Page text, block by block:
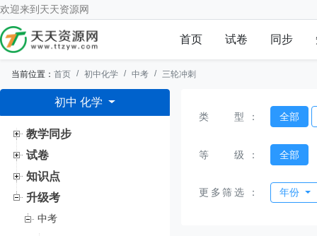
欢迎来到 天天资源网
首页 试卷 同步
当前位置： 首页 初中化学 中考 三轮冲刺
初中 化学
教学同步
试卷
知识点
升级考
中考
类型 ： 全部
等级 ： 全部
更多筛选 ： 年份